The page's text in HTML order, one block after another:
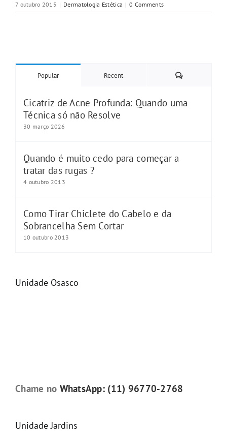
7 outubro 2015 | Dermatologia Estética | 0 Comments
Popular Recent Comments
Cicatriz de Acne Profunda: Quando uma
Técnica só não Resolve
30 março 2026
Quando é muito cedo para começar a
tratar das rugas ?
4 outubro 2013
Como Tirar Chiclete do Cabelo e da
Sobrancelha Sem Cortar
10 outubro 2013
Unidade Osasco
Chame no WhatsApp: (11) 96770-2768
Unidade Jardins